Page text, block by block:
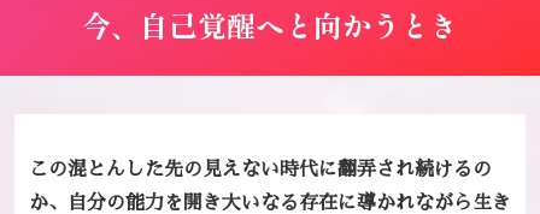
今、自己覚醒へと向かうとき
この混とんした先の見えない時代に翻弄され続けるの
か、自分の能力を開き大いなる存在に導かれながら生き